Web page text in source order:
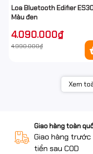
Tương thích
Loa Bluetooth Edifier
Màu đen
4.090.000₫
4.990.000₫
Xem
Giao hàng toàn
Giao hàng
tiền sau COD